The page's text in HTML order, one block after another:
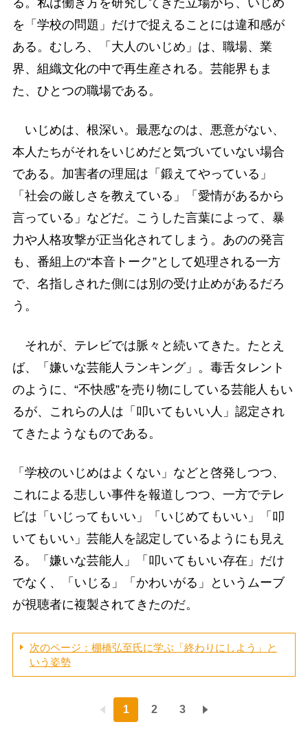
る。私は働き方を研究してきた立場から、いじめ
を「学校の問題」だけで捉えることには違和感が
ある。むしろ、「大人のいじめ」は、職場、業
界、組織文化の中で再生産される。芸能界もま
た、ひとつの職場である。
いじめは、根深い。最悪なのは、悪意がない、
本人たちがそれをいじめだと気づいていない場合
である。加害者の理屈は「鍛えてやっている」
「社会の厳しさを教えている」「愛情があるから
言っている」などだ。こうした言葉によって、暴
力や人格攻撃が正当化されてしまう。あのの発言
も、番組上の“本音トーク”として処理される一方
で、名指しされた側には別の受け止めがあるだろ
う。
それが、テレビでは脈々と続いてきた。たとえ
ば、「嫌いな芸能人ランキング」。毒舌タレント
のように、“不快感”を売り物にしている芸能人もい
るが、これらの人は「叩いてもいい人」認定され
てきたようなものである。
「学校のいじめはよくない」などと啓発しつつ、
これによる悲しい事件を報道しつつ、一方でテレ
ビは「いじってもいい」「いじめてもいい」「叩
いてもいい」芸能人を認定しているようにも見え
る。「嫌いな芸能人」「叩いてもいい存在」だけ
でなく、「いじる」「かわいがる」というムーブ
が視聴者に複製されてきたのだ。
次のページ：棚橋弘至氏に学ぶ「終わりにしよう」と
いう姿勢
1 2 3